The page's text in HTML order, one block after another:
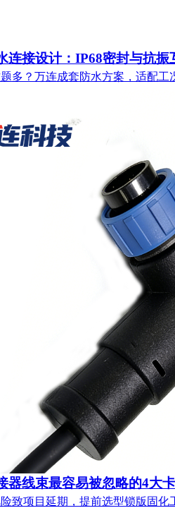
连接设计：IP68密封与抗振
多？万连成套防水方案，适配
器线束最容易被忽略的4大
致项目延期，提前选型锁版固化